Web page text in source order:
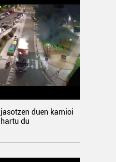
duen kamioi
du